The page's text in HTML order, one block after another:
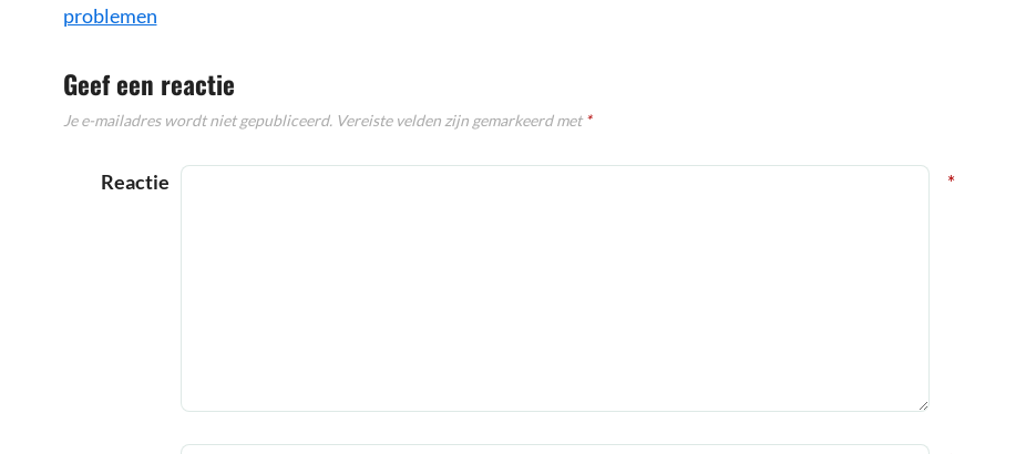
navigatie
problemen
Geef een reactie
Je e-mailadres wordt niet gepubliceerd. Vereiste velden zijn gemarkeerd met*
Reactie *